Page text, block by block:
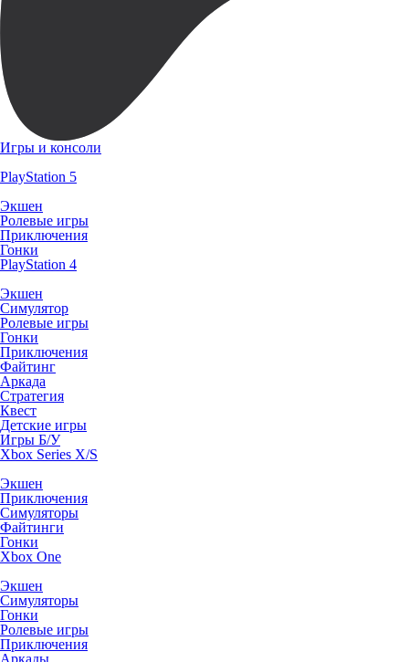
Игры и консоли
PlayStation 5
Экшен
Ролевые игры
Приключения
Гонки
PlayStation 4
Экшен
Симулятор
Ролевые игры
Гонки
Приключения
Файтинг
Аркада
Стратегия
Квест
Детские игры
Игры Б/У
Xbox Series X/S
Экшен
Приключения
Симуляторы
Файтинги
Гонки
Xbox One
Экшен
Симуляторы
Гонки
Ролевые игры
Приключения
Аркады